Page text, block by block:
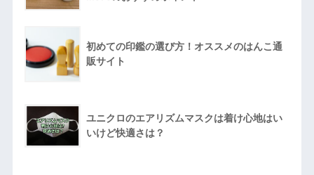
初めての印鑑の選び方！オススメのはんこ通
販サイト
ユニクロのエアリズムマスクは着け心地はい
いけど快適さは？